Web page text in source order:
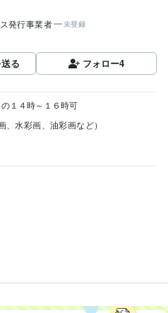
発行事業者 未登録
る フォロー4
１４時～１６時可
、水彩画、油彩画など）